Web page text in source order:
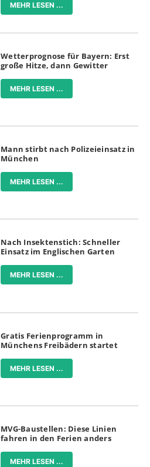
MEHR LESEN ...
Wetterprognose für Bayern: Erst
große Hitze, dann Gewitter
MEHR LESEN ...
Mann stirbt nach Polizeieinsatz in
München
MEHR LESEN ...
Nach Insektenstich: Schneller
Einsatz im Englischen Garten
MEHR LESEN ...
Gratis Ferienprogramm in
Münchens Freibädern startet
MEHR LESEN ...
MVG-Baustellen: Diese Linien
fahren in den Ferien anders
MEHR LESEN ...